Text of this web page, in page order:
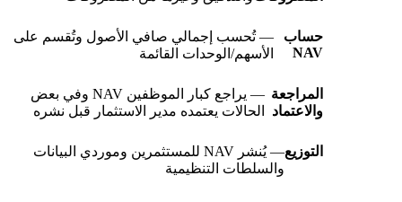
حساب
NAV
— تُحسب إجمالي صافي الأصول وتُقسم على
الأسهم/الوحدات القائمة
المراجعة
والاعتماد
— يراجع كبار الموظفين NAV وفي بعض
الحالات يعتمده مدير الاستثمار قبل نشره
التوزيع
— يُنشر NAV للمستثمرين وموردي البيانات
والسلطات التنظيمية